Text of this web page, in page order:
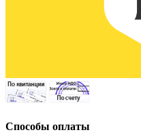
Способы оплаты